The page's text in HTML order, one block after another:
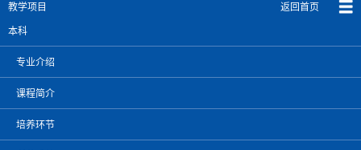
教学项目 返回首页
本科
专业介绍
课程简介
培养环节